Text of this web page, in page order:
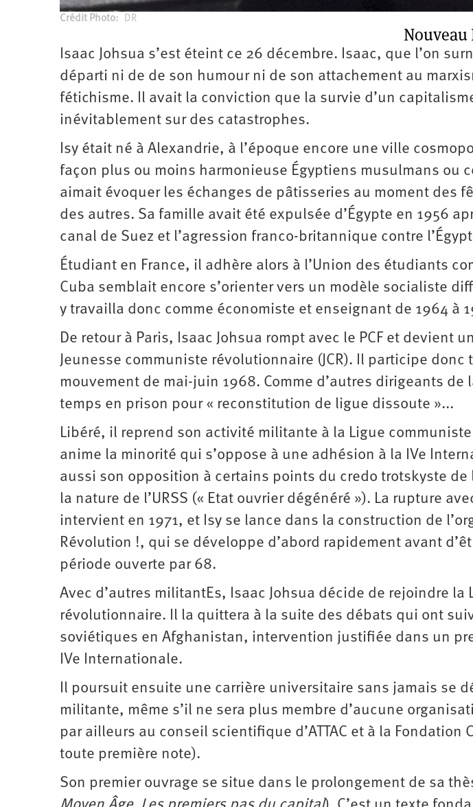
d’été
2022
Crédit Photo
DR
Nouveau
Isaac Johsua s’est éteint ce 26 décembre. Isaac, que l’on
départi ni de de son humour ni de son attachement au
fétichisme. Il avait la conviction que la survie d’un
inévitablement sur des catastrophes.
Isy était né à Alexandrie, à l’époque encore une ville
façon plus ou moins harmonieuse Égyptiens musulmans ou
aimait évoquer les échanges de pâtisseries au moment des
des autres. Sa famille avait été expulsée d’Égypte en 1956
canal de Suez et l’agression franco-britannique contre
Étudiant en France, il adhère alors à l’Union des étudiants
Cuba semblait encore s’orienter vers un modèle socialiste
y travailla donc comme économiste et enseignant de 1964 à
De retour à Paris, Isaac Johsua rompt avec le PCF et devient
Jeunesse communiste révolutionnaire (JCR). Il participe donc
mouvement de mai-juin 1968. Comme d’autres dirigeants de
temps en prison pour « reconstitution de ligue dissoute »...
Libéré, il reprend son activité militante à la Ligue
anime la minorité qui s’oppose à une adhésion à la IVe
aussi son opposition à certains points du credo trotskyste de
la nature de l’URSS (« Etat ouvrier dégénéré »). La rupture
intervient en 1971, et Isy se lance dans la construction de
Révolution !, qui se développe d’abord rapidement avant
période ouverte par 68.
Avec d’autres militantEs, Isaac Johsua décide de rejoindre la
révolutionnaire. Il la quittera à la suite des débats qui ont
soviétiques en Afghanistan, intervention justifiée dans un
IVe Internationale.
Il poursuit ensuite une carrière universitaire sans jamais se
militante, même s’il ne sera plus membre d’aucune
par ailleurs au conseil scientifique d’ATTAC et à la Fondation
toute première note).
Son premier ouvrage se situe dans le prolongement de sa